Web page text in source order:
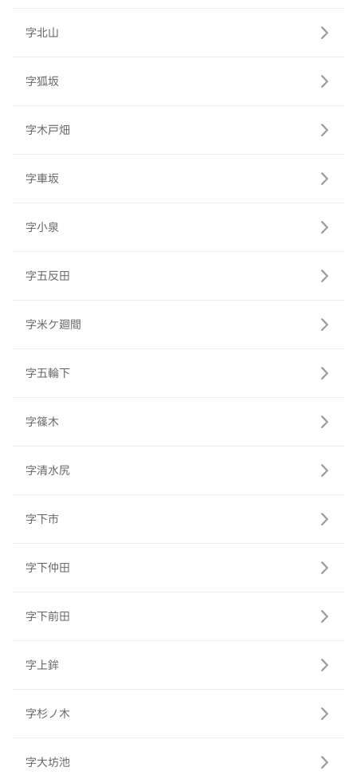
字北山
字狐坂
字木戸畑
字車坂
字小泉
字五反田
字米ケ廻間
字五輪下
字篠木
字清水尻
字下市
字下仲田
字下前田
字上鉾
字杉ノ木
字大坊池